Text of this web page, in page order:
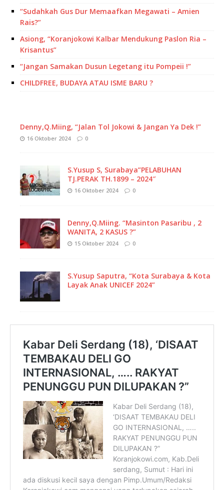
“Sudahkah Gus Dur Memaafkan Megawati – Amien
Rais?”
Asiong, “Koranjokowi Kalbar Mendukung Paslon Ria –
Krisantus”
“Jangan Samakan Dusun Legetang itu Pompeii !”
CHILDFREE, BUDAYA ATAU ISME BARU ?
Denny,Q.Miing, “Jalan Tol Jokowi & Jangan Ya Dek !”
16 Oktober 2024 0
S.Yusup S, Surabaya”PELABUHAN
TJ.PERAK TH.1899 – 2024″
16 Oktober 2024 0
Denny,Q.Miing. “Masinton Pasaribu , 2
WANITA, 2 KASUS ?”
15 Oktober 2024 0
S.Yusup Saputra, “Kota Surabaya & Kota
Layak Anak UNICEF 2024”